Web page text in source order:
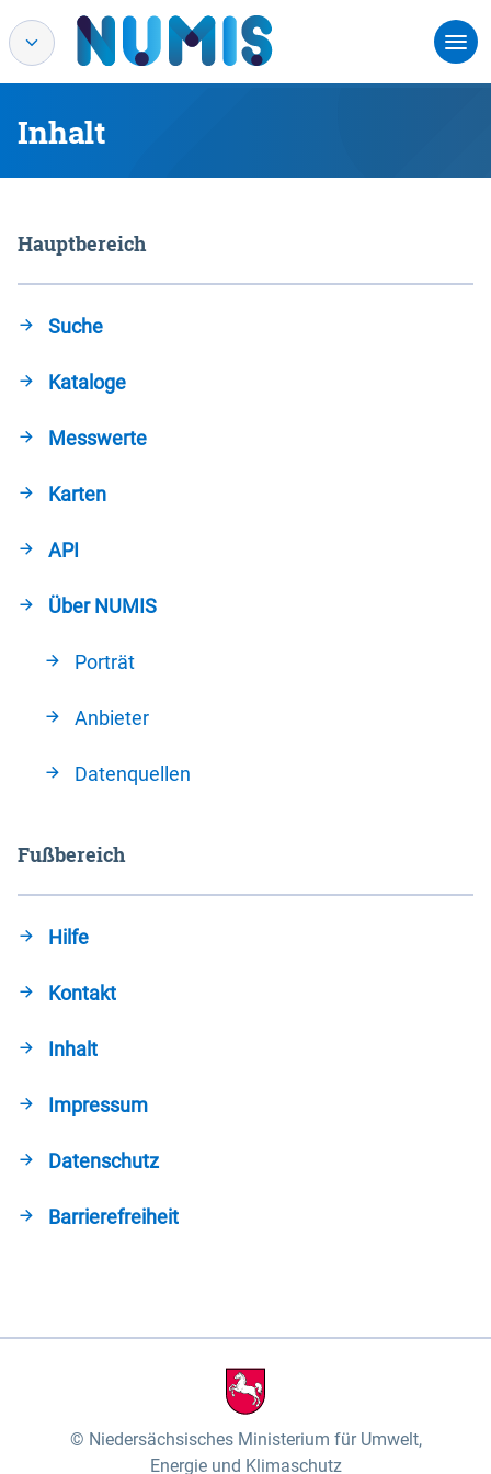
Inhalt
Hauptbereich
Suche
Kataloge
Messwerte
Karten
API
Über NUMIS
Porträt
Anbieter
Datenquellen
Fußbereich
Hilfe
Kontakt
Inhalt
Impressum
Datenschutz
Barrierefreiheit
Niedersächsisches Ministerium für Umwelt,
Energie und Klimaschutz